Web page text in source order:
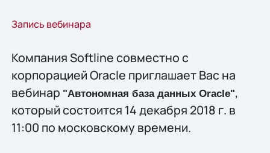
Запись вебинара
Компания Softline совместно с
корпорацией Oracle приглашает Вас на
вебинар "Автономная база данных Oracle",
который состоится 14 декабря 2018 г. в
11:00 по московскому времени.